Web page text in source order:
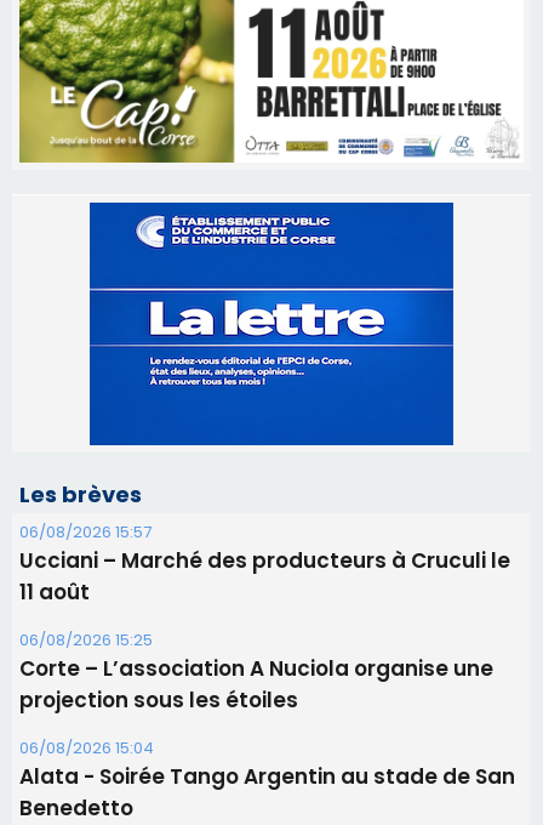
Les brèves
06/08/2026 15:57
Ucciani – Marché des producteurs à Cruculi le
11 août
06/08/2026 15:25
Corte – L’association A Nuciola organise une
projection sous les étoiles
06/08/2026 15:04
Alata - Soirée Tango Argentin au stade de San
Benedetto